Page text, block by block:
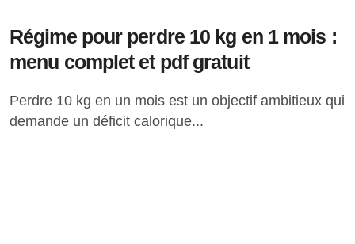
Régime pour perdre 10 kg en 1 mois :
menu complet et pdf gratuit
Perdre 10 kg en un mois est un objectif ambitieux qui
demande un déficit calorique...